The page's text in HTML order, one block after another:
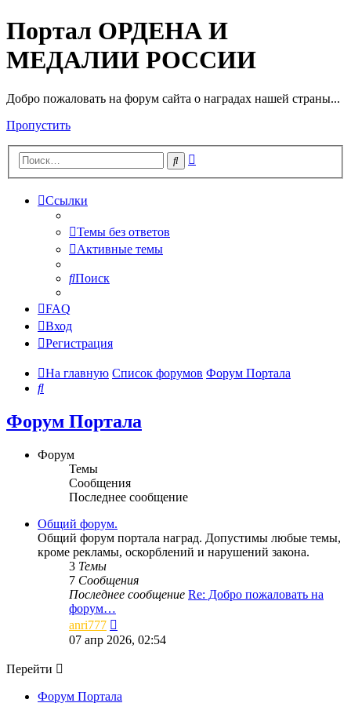
Портал ОРДЕНА И
МЕДАЛИИ РОССИИ
Добро пожаловать на форум сайта о наградах нашей страны...
Пропустить
Поиск
Ссылки
Темы без ответов
Активные темы
Поиск
FAQ
Вход
Регистрация
На главную Список форумов Форум Портала
Поиск
Форум Портала
Форум
Темы
Сообщения
Последнее сообщение
Общий форум.
Общий форум портала наград. Допустимы любые темы,
кроме рекламы, оскорблений и нарушений закона.
3 Темы
7 Сообщения
Последнее сообщение Re: Добро пожаловать на
форум…
anri777
к
последнему
07 апр 2026, 02:54
Перейти
Форум Портала